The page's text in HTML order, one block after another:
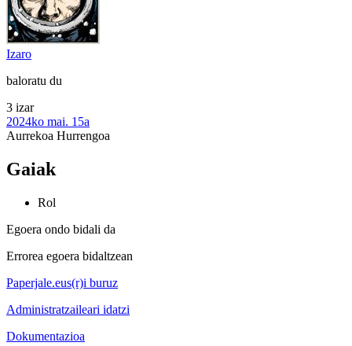
Izaro
baloratu du
3 izar
2024ko mai. 15a
Aurrekoa Hurrengoa
Gaiak
Rol
Egoera ondo bidali da
Errorea egoera bidaltzean
Paperjale.eus(r)i buruz
Administratzaileari idatzi
Dokumentazioa